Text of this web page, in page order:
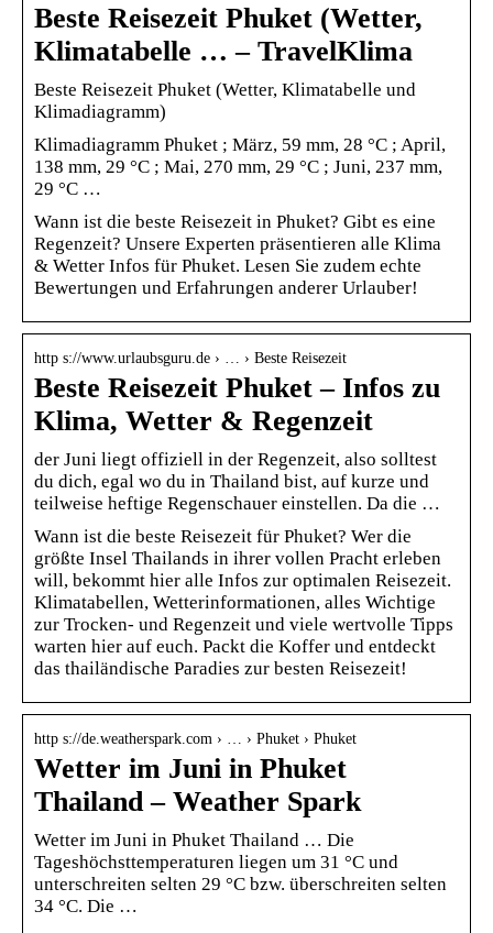
Beste Reisezeit Phuket (Wetter,
Klimatabelle … – TravelKlima
Beste Reisezeit Phuket (Wetter, Klimatabelle und
Klimadiagramm)
Klimadiagramm Phuket ; März, 59 mm, 28 °C ; April,
138 mm, 29 °C ; Mai, 270 mm, 29 °C ; Juni, 237 mm,
29 °C …
Wann ist die beste Reisezeit in Phuket? Gibt es eine
Regenzeit? Unsere Experten präsentieren alle Klima
& Wetter Infos für Phuket. Lesen Sie zudem echte
Bewertungen und Erfahrungen anderer Urlauber!
http s://www.urlaubsguru.de › … › Beste Reisezeit
Beste Reisezeit Phuket – Infos zu
Klima, Wetter & Regenzeit
der Juni liegt offiziell in der Regenzeit, also solltest
du dich, egal wo du in Thailand bist, auf kurze und
teilweise heftige Regenschauer einstellen. Da die …
Wann ist die beste Reisezeit für Phuket? Wer die
größte Insel Thailands in ihrer vollen Pracht erleben
will, bekommt hier alle Infos zur optimalen Reisezeit.
Klimatabellen, Wetterinformationen, alles Wichtige
zur Trocken- und Regenzeit und viele wertvolle Tipps
warten hier auf euch. Packt die Koffer und entdeckt
das thailändische Paradies zur besten Reisezeit!
http s://de.weatherspark.com › … › Phuket › Phuket
Wetter im Juni in Phuket
Thailand – Weather Spark
Wetter im Juni in Phuket Thailand … Die
Tageshöchsttemperaturen liegen um 31 °C und
unterschreiten selten 29 °C bzw. überschreiten selten
34 °C. Die …